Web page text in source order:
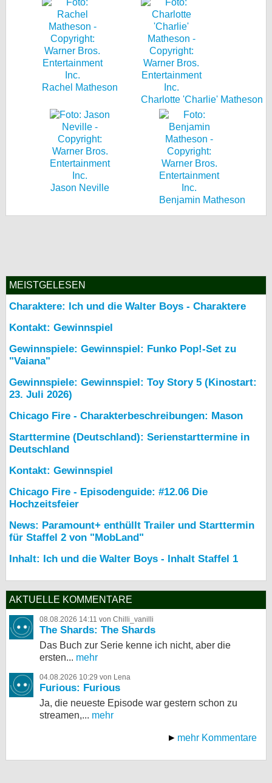
Rachel Matheson
Charlotte 'Charlie' Matheson
Jason Neville
Benjamin Matheson
MEISTGELESEN
Charaktere: Ich und die Walter Boys - Charaktere
Kontakt: Gewinnspiel
Gewinnspiele: Gewinnspiel: Funko Pop!-Set zu
"Vaiana"
Gewinnspiele: Gewinnspiel: Toy Story 5 (Kinostart:
23. Juli 2026)
Chicago Fire - Charakterbeschreibungen: Mason
Starttermine (Deutschland): Serienstarttermine in
Deutschland
Kontakt: Gewinnspiel
Chicago Fire - Episodenguide: #12.06 Die
Hochzeitsfeier
News: Paramount+ enthüllt Trailer und Starttermin
für Staffel 2 von "MobLand"
Inhalt: Ich und die Walter Boys - Inhalt Staffel 1
AKTUELLE KOMMENTARE
08.08.2026 14:11 von Chilli_vanilli
The Shards: The Shards
Das Buch zur Serie kenne ich nicht, aber die
ersten... mehr
04.08.2026 10:29 von Lena
Furious: Furious
Ja, die neueste Episode war gestern schon zu
streamen,... mehr
mehr Kommentare